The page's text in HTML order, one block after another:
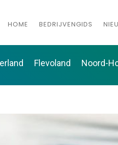
HOME BEDRIJVENGIDS
Flevoland Noord-